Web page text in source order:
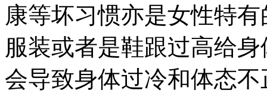
康等坏习惯亦是女性特
服装或者是鞋跟过高给
会导致身体过冷和体态